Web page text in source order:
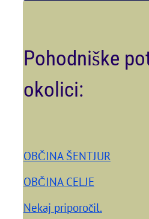
Pohodniške
okolici:
OBČINA ŠENTJUR
OBČINA CELJE
Nekaj priporočil.